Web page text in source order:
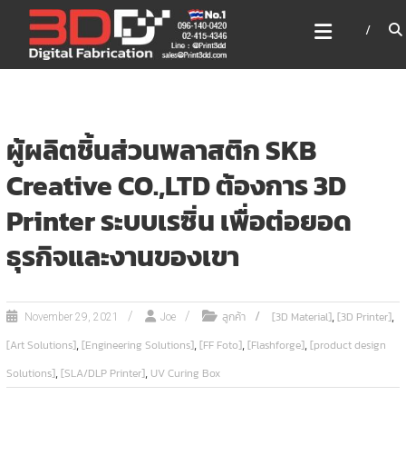
content
3DD DIGITAL FABRICATION
เครื่องพิมพ์3มิติ สแกนเนอร์
เลเซอร์
ผู้ผลิตชิ้นส่วนพลาสติก SKB
Creative CO.,LTD ต้องการ 3D
Printer ระบบเรซิ่น เพื่อต่อยอด
ธุรกิจและงานของเขา
November 29, 2021 Joe ลูกค้า [3D Material],[3D Printer],
[Art Solutions],[Engineering Solutions],[FF Foto],[Flashforge],[product design
Solutions],[SLA/DLP Printer], UV Curing Box